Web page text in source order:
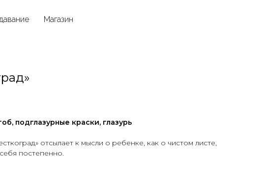
Магазин
подглазурные краски, глазурь
отсылает к мысли о ребенке, как о чистом листе,
постепенно.